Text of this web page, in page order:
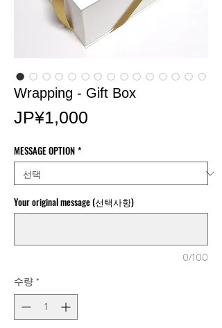
Wrapping - Gift Box
JP¥1,000
MESSAGE OPTION *
Your original message (선택사항)
0/100
수량 *